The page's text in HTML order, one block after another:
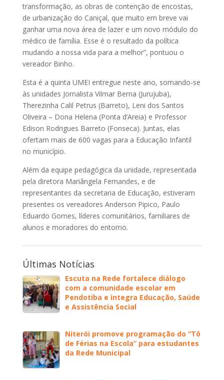
transformação, as obras de contenção de encostas,
de urbanização do Caniçal, que muito em breve vai
ganhar uma nova área de lazer e um novo módulo do
médico de família. Esse é o resultado da política
mudando a nossa vida para a melhor”, pontuou o
vereador Binho.
Esta é a quinta UMEI entregue neste ano, somando-se
às unidades Jornalista Vilmar Berna (Jurujuba),
Therezinha Calil Petrus (Barreto), Leni dos Santos
Oliveira – Dona Helena (Ponta d’Areia) e Professor
Edison Rodrigues Barreto (Fonseca). Juntas, elas
ofertam mais de 600 vagas para a Educação Infantil
no município.
Além da equipe pedagógica da unidade, representada
pela diretora Mariângela Fernandes, e de
representantes da secretaria de Educação, estiveram
presentes os vereadores Anderson Pipico, Paulo
Eduardo Gomes, líderes comunitários, familiares de
alunos e moradores do entorno.
Últimas Notícias
Escuta na Rede fortalece diálogo
com a comunidade escolar em
Pendotiba e integra Educação, Saúde
e Assistência Social
Niterói promove programação do “Tô
de Férias na Escola” para estudantes
da Rede Municipal